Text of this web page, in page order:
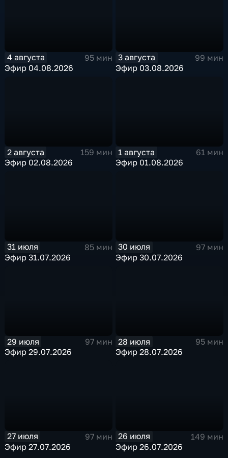
4 августа
95 мин
Эфир 04.08.2026
3 августа
99 мин
Эфир 03.08.2026
2 августа
159 мин
Эфир 02.08.2026
1 августа
61 мин
Эфир 01.08.2026
31 июля
85 мин
Эфир 31.07.2026
30 июля
97 мин
Эфир 30.07.2026
29 июля
97 мин
Эфир 29.07.2026
28 июля
95 мин
Эфир 28.07.2026
27 июля
97 мин
Эфир 27.07.2026
26 июля
149 мин
Эфир 26.07.2026